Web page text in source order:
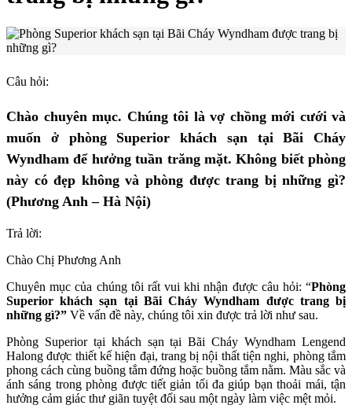
Câu hỏi:
Chào chuyên mục. Chúng tôi là vợ chồng mới cưới và
muốn ở phòng Superior khách sạn tại Bãi Cháy
Wyndham để hưởng tuần trăng mặt. Không biết phòng
này có đẹp không và phòng được trang bị những gì?
(Phương Anh – Hà Nội)
Trả lời:
Chào Chị Phương Anh
Chuyên mục của chúng tôi rất vui khi nhận được câu hỏi: “Phòng
Superior khách sạn tại Bãi Cháy Wyndham được trang bị
những gì?” Về vấn đề này, chúng tôi xin được trả lời như sau.
Phòng Superior tại khách sạn tại Bãi Cháy Wyndham Lengend
Halong được thiết kế hiện đại, trang bị nội thất tiện nghi, phòng tắm
phong cách cùng buồng tắm đứng hoặc buồng tắm nằm. Màu sắc và
ánh sáng trong phòng được tiết giản tối đa giúp bạn thoải mái, tận
hưởng cảm giác thư giãn tuyệt đối sau một ngày làm việc mệt mỏi.